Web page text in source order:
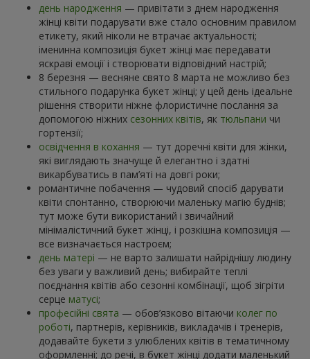
день народження — привітати з днем народження
жінці квіти подарувати вже стало основним правилом
етикету, який ніколи не втрачає актуальності;
іменинна композиція букет жінці має передавати
яскраві емоції і створювати відповідний настрій;
8 березня — весняне свято 8 марта не можливо без
стильного подарунка букет жінці; у цей день ідеальне
рішення створити ніжне флористичне послання за
допомогою ніжних сезонних квітів, як тюльпани чи
гортензії;
освідчення в кохання — тут доречні квіти для жінки,
які виглядають значуще й елегантно і здатні
викарбуватись в пам’яті на довгі роки;
романтичне побачення — чудовий спосіб дарувати
квіти спонтанно, створюючи маленьку магію буднів;
тут може бути використаний і звичайний
мінімалістичний букет жінці, і розкішна композиція —
все визначається настроєм;
день матері — не варто залишати найріднішу людину
без уваги у важливий день; вибирайте теплі
поєднання квітів або сезонні комбінації, щоб зігріти
серце матусі;
професійні свята — обов’язково вітаючи колег по
роботі, партнерів, керівників, викладачів і тренерів,
додавайте букети з улюблених квітів в тематичному
оформленні; до речі, в букет жінці додати маленький